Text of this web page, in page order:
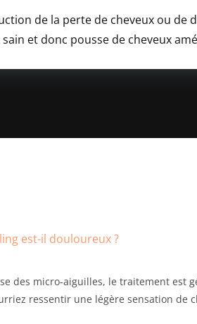
de la perte de cheveux ou de
sain et donc pousse de cheveux
est-il douloureux ?
des micro-aiguilles, le traitement est
ressentir une légère sensation de